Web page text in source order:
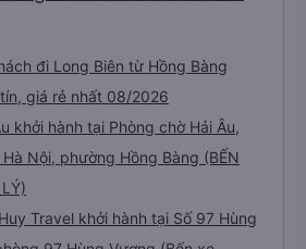
đi Long Biên từ Hồng Bàng
giá rẻ nhất 08/2026
khởi hành tại Phòng chờ Hải Âu,
Nội, phường Hồng Bàng (BẾN
Travel khởi hành tại Số 97 Hùng